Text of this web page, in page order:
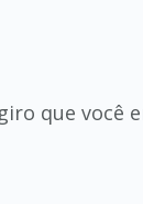
que você